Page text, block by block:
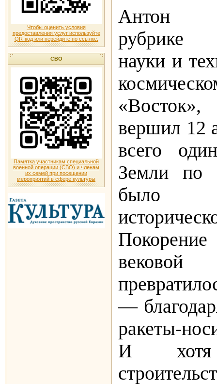
Чтобы оценить условия
предоставления услуг используйте
QR-код или перейдите по ссылке.
СВО
Памятка участникам специальной
военной операции (СВО) и членам
их семей при посещении
мероприятий в сфере культуры
Антон
рубрике
науки и
вершил 12
всего
Земли по
было
—
ракеты-
И